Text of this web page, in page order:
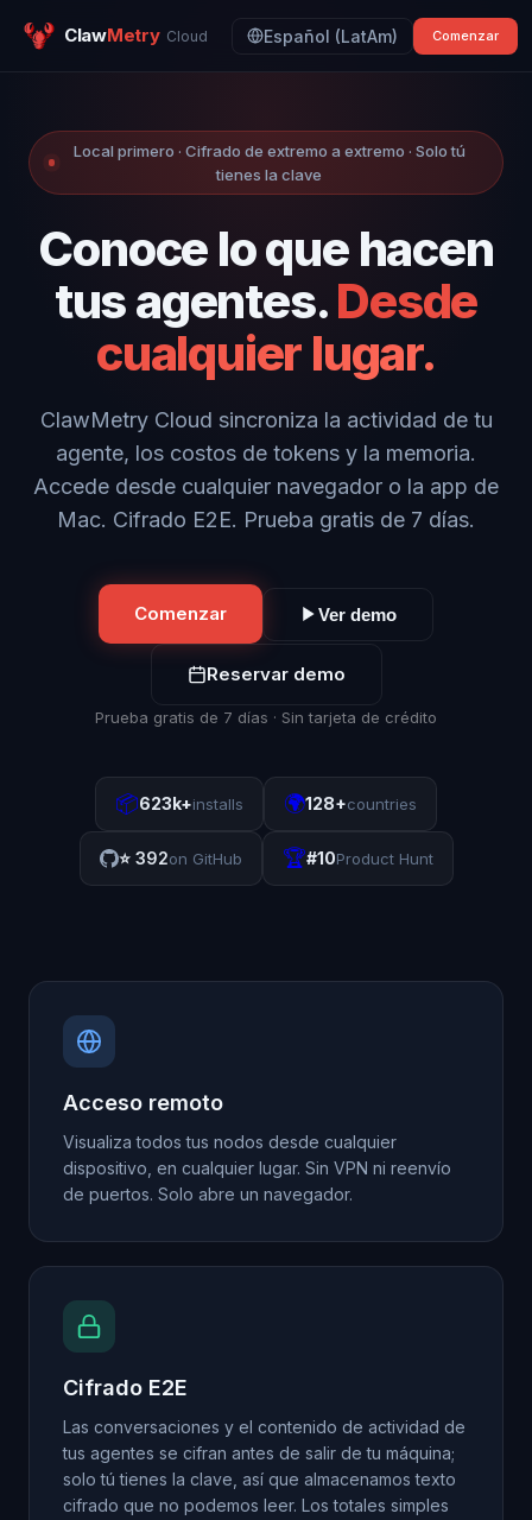
ClawMetry Cloud Español (LatAm) Comenzar
Local primero · Cifrado de extremo a extremo · Solo tú
tienes la clave
Conoce lo que hacen
tus agentes.Desde
cualquier lugar.
ClawMetry Cloud sincroniza la actividad de tu
agente, los costos de tokens y la memoria.
Accede desde cualquier navegador o la app de
Mac. Cifrado E2E. Prueba gratis de 7 días.
Comenzar Ver demo
Reservar demo
Prueba gratis de 7 días · Sin tarjeta de crédito
📦623k+installs 🌍128+countries
⭐ 392on GitHub 🏆#10Product Hunt
Acceso remoto
Visualiza todos tus nodos desde cualquier
dispositivo, en cualquier lugar. Sin VPN ni reenvío
de puertos. Solo abre un navegador.
Cifrado E2E
Las conversaciones y el contenido de actividad de
tus agentes se cifran antes de salir de tu máquina;
solo tú tienes la clave, así que almacenamos texto
cifrado que no podemos leer. Los totales simples